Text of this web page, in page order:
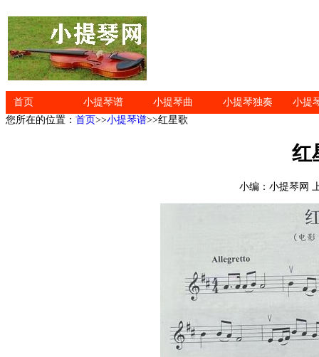
首页 小提琴谱 小提琴曲 小提琴独奏
小提
您所在的位置： 首页>>小提琴谱>>红星歌
红
小编：小提琴网